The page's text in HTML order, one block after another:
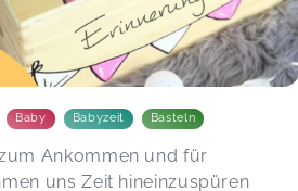
Baby Babyzeit Basteln
Ankommen und für
uns Zeit hineinzuspüren